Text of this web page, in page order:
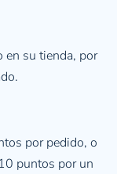
en su tienda, por
por pedido, o
puntos por un